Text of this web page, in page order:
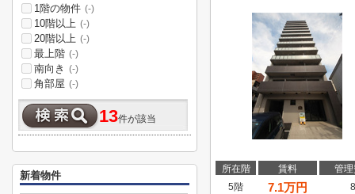
所在階 賃料
管
5階
7.1万円
1階の物件 (-)
10階以上 (-)
20階以上 (-)
最上階 (-)
南向き (-)
角部屋 (-)
13件が該当
新着物件